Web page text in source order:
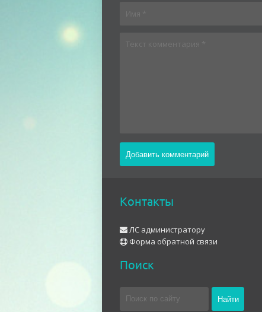
Контакты
ЛС администратору
Форма обратной связи
Поиск